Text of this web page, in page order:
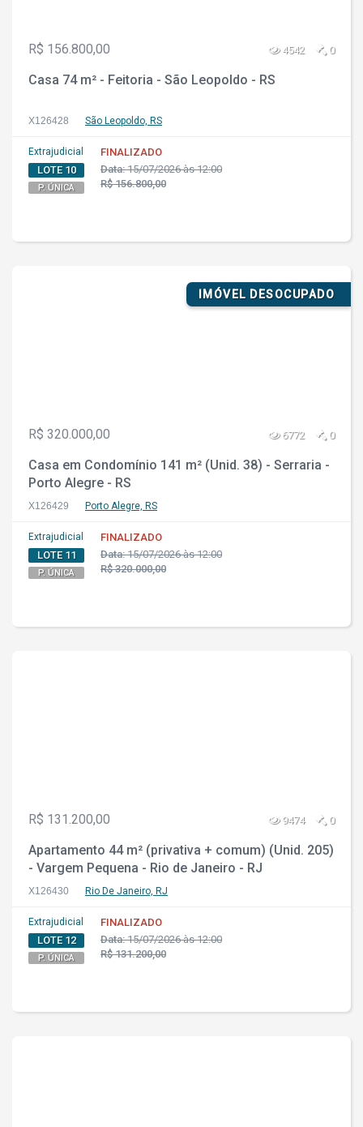
R$ 156.800,00 4542 0
Casa 74 m² - Feitoria - São Leopoldo - RS
X126428 São Leopoldo, RS
Extrajudicial
LOTE 10
P. ÚNICA
FINALIZADO
Data:15/07/2026 às 12:00
R$ 156.800,00
IMÓVEL DESOCUPADO
R$ 320.000,00 6772 0
Casa em Condomínio 141 m² (Unid. 38) - Serraria -
Porto Alegre - RS
X126429 Porto Alegre, RS
Extrajudicial
LOTE 11
P. ÚNICA
FINALIZADO
Data:15/07/2026 às 12:00
R$ 320.000,00
R$ 131.200,00 9474 0
Apartamento 44 m² (privativa + comum) (Unid. 205)
- Vargem Pequena - Rio de Janeiro - RJ
X126430 Rio De Janeiro, RJ
Extrajudicial
LOTE 12
P. ÚNICA
FINALIZADO
Data:15/07/2026 às 12:00
R$ 131.200,00